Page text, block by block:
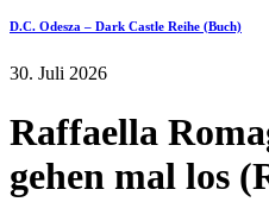
D.C. Odesza – Dark Castle Reihe (Buch)
30. Juli 2026
Raffaella
gehen mal los